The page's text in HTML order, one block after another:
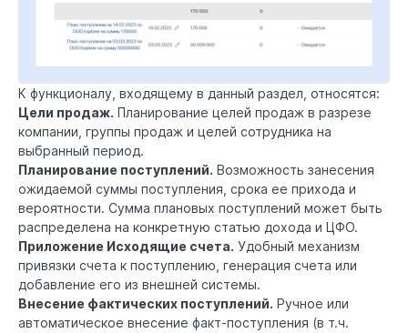
К функционалу, входящему в данный раздел, относятся:
Цели продаж. Планирование целей продаж в разрезе
компании, группы продаж и целей сотрудника на
выбранный период.
Планирование поступлений. Возможность занесения
ожидаемой суммы поступления, срока ее прихода и
вероятности. Сумма плановых поступлений может быть
распределена на конкретную статью дохода и ЦФО.
Приложение Исходящие счета. Удобный механизм
привязки счета к поступлению, генерация счета или
добавление его из внешней системы.
Внесение фактических поступлений. Ручное или
автоматическое внесение факт-поступления (в т.ч.